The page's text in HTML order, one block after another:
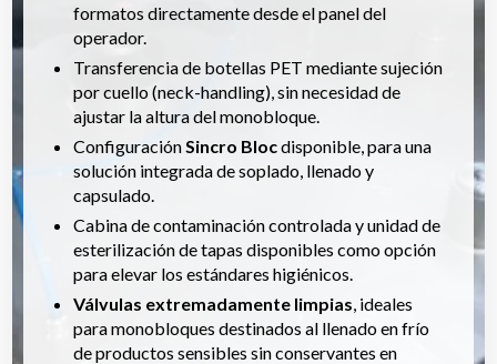
formatos directamente desde el panel del
operador.
Transferencia de botellas PET mediante sujeción
por cuello (neck-handling), sin necesidad de
ajustar la altura del monobloque.
Configuración Sincro Blocdisponible, para una
solución integrada de soplado, llenado y
capsulado.
Cabina de contaminación controlada y unidad de
esterilización de tapas disponibles como opción
para elevar los estándares higiénicos.
Válvulas extremadamente limpias , ideales
para monobloques destinados al llenado en frío
de productos sensibles sin conservantes en